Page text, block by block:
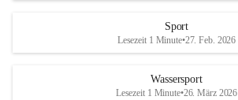
Rebe und der Amerikanischen
Anhang VBl. EU Nr. 18
Sport
Lesezeit 1 Minute•27. Feb. 2026
Wassersport
Lesezeit 1 Minute•26. März 2026